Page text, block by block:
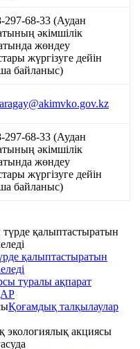
297-68-33 (Аудан
әкімшілік
жөндеу
жүргізуге дейін
байланыс)
297-68-33 (Аудан
әкімшілік
жөндеу
жүргізуге дейін
байланыс)
қалыптастыратын
туралы ақпарат
Қоғамдық талқылаулар